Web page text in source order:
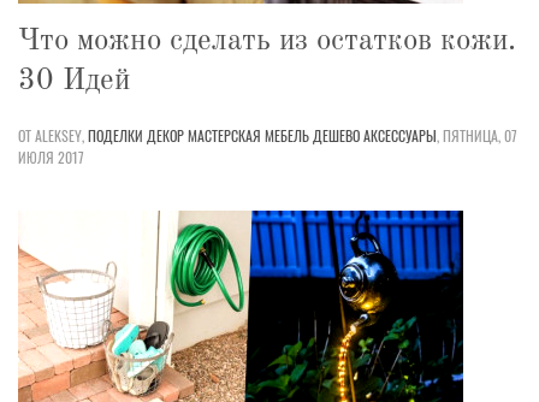
Что можно сделать из остатков кожи.
30 Идей
ОТ ALEKSEY,ПОДЕЛКИ ДЕКОРМАСТЕРСКАЯ МЕБЕЛЬ ДЕШЕВОАКСЕССУАРЫ,ПЯТНИЦА, 07
ИЮЛЯ 2017